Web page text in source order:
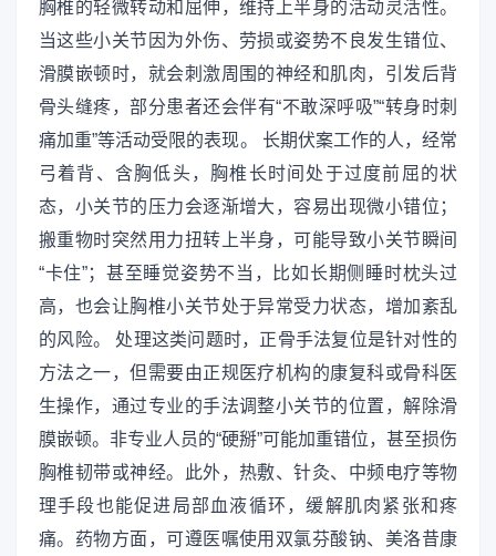
胸椎的轻微转动和屈伸，维持上半身的活动灵活性。
当这些小关节因为外伤、劳损或姿势不良发生错位、
滑膜嵌顿时，就会刺激周围的神经和肌肉，引发后背
骨头缝疼，部分患者还会伴有“不敢深呼吸”“转身时刺
痛加重”等活动受限的表现。 长期伏案工作的人，经常
弓着背、含胸低头，胸椎长时间处于过度前屈的状
态，小关节的压力会逐渐增大，容易出现微小错位；
搬重物时突然用力扭转上半身，可能导致小关节瞬间
“卡住”；甚至睡觉姿势不当，比如长期侧睡时枕头过
高，也会让胸椎小关节处于异常受力状态，增加紊乱
的风险。 处理这类问题时，正骨手法复位是针对性的
方法之一，但需要由正规医疗机构的康复科或骨科医
生操作，通过专业的手法调整小关节的位置，解除滑
膜嵌顿。非专业人员的“硬掰”可能加重错位，甚至损伤
胸椎韧带或神经。此外，热敷、针灸、中频电疗等物
理手段也能促进局部血液循环，缓解肌肉紧张和疼
痛。药物方面，可遵医嘱使用双氯芬酸钠、美洛昔康